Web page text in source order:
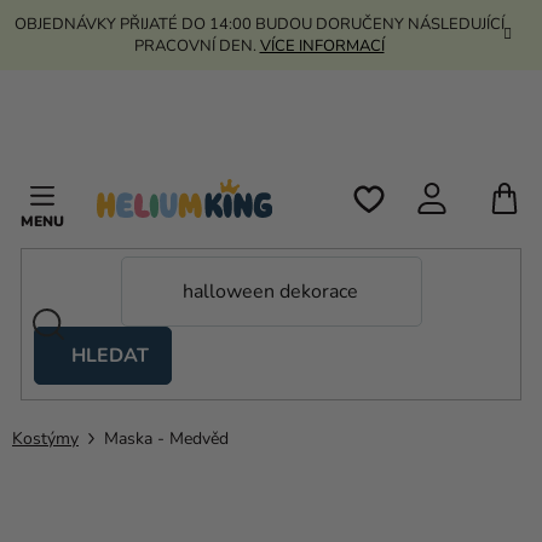
Přejít
OBJEDNÁVKY PŘIJATÉ DO 14:00 BUDOU DORUČENY NÁSLEDUJÍCÍ
PRACOVNÍ DEN. VÍCE INFORMACÍ
HLEDAT
stany
Kanekalon
Kostýmy Maska - Medvěd